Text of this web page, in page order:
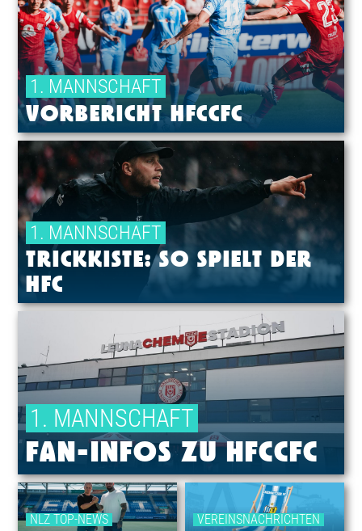
1. MANNSCHAFT
VORBERICHT HFCCFC
1. MANNSCHAFT
TRICKKISTE: SO SPIELT DER
HFC
1. MANNSCHAFT
FAN-INFOS ZU HFCCFC
NLZ TOP-NEWS VEREINSNACHRICHTEN